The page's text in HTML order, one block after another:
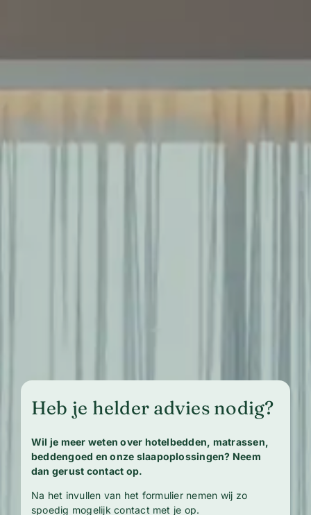
Heb je helder advies nodig?
Wil je meer weten over hotelbedden, matrassen,
beddengoed en onze slaapoplossingen? Neem
dan gerust contact op.
Na het invullen van het formulier nemen wij zo
spoedig mogelijk contact met je op.